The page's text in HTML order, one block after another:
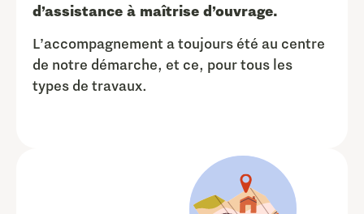
d’assistance à maîtrise d’ouvrage.
L’accompagnement a toujours été au centre
de notre démarche, et ce, pour tous les
types de travaux.